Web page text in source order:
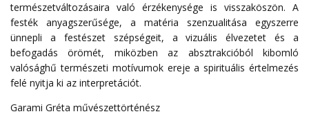
természetváltozásaira való érzékenysége is visszaköszön. A
festék anyagszerűsége, a matéria szenzualitása egyszerre
ünnepli a festészet szépségeit, a vizuális élvezetet és a
befogadás örömét, miközben az absztrakcióból kibomló
valósághű természeti motívumok ereje a spirituális értelmezés
felé nyitja ki az interpretációt.
Garami Gréta művészettörténész